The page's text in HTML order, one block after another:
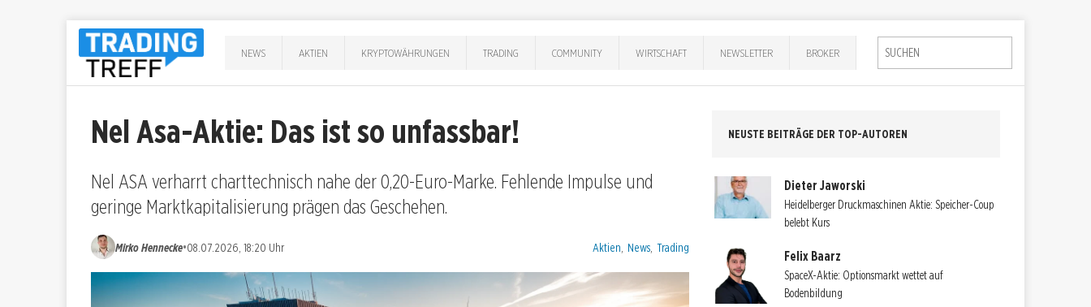
NEWS AKTIEN KRYPTOWÄHRUNGEN TRADING COMMUNITY WIRTSCHAFT NEWSLETTER BROKER
Nel Asa-Aktie: Das ist so unfassbar!
Nel ASA verharrt charttechnisch nahe der 0,20-Euro-Marke. Fehlende Impulse und
geringe Marktkapitalisierung prägen das Geschehen.
Mirko Hennecke•08.07.2026, 18:20 Uhr Kategorien:
Aktien News Trading
NEUSTE BEITRÄGE DER TOP-AUTOREN
Dieter Jaworski
Heidelberger Druckmaschinen Aktie: Speicher-Coup
belebt Kurs
Felix Baarz
SpaceX-Aktie: Optionsmarkt wettet auf
Bodenbildung